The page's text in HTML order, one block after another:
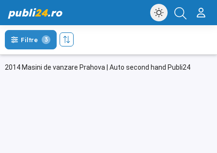
publi24.ro
2014 Masini de vanzare Prahova | Auto second hand Publi24
Filtre 3